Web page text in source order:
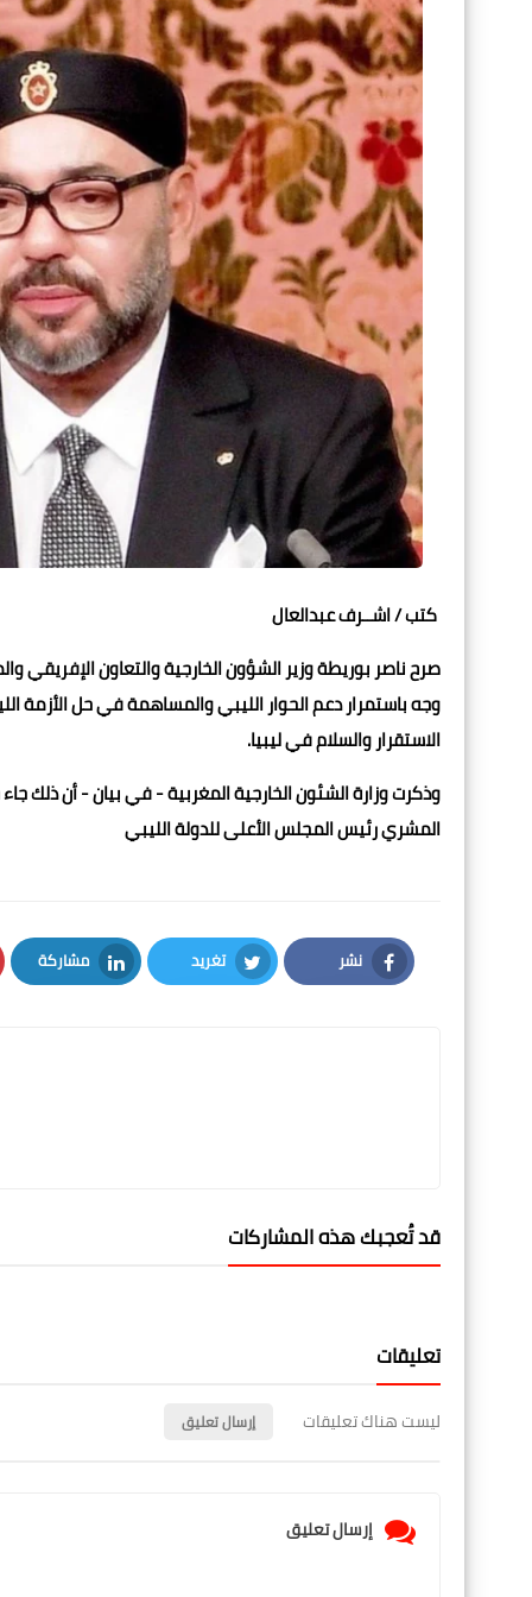
كتب / اشــرف عبدالعال
صرح ناصر بوريطة وزير الشؤون الخارجية والتعاون الإفريقي
وجه باستمرار دعم الحوار الليبي والمساهمة في حل الأزمة
الاستقرار والسلام في ليبيا.
وذكرت وزارة الشئون الخارجية المغربية - في بيان - أن ذلك
المشري رئيس المجلس الأعلى للدولة الليبي
نشر
Facebook
تغريد
Twitter
مشاركة
LinkedIn
قد تُعجبك هذه المشاركات
تعليقات
ليست هناك تعليقات إرسال تعليق
إرسال تعليق